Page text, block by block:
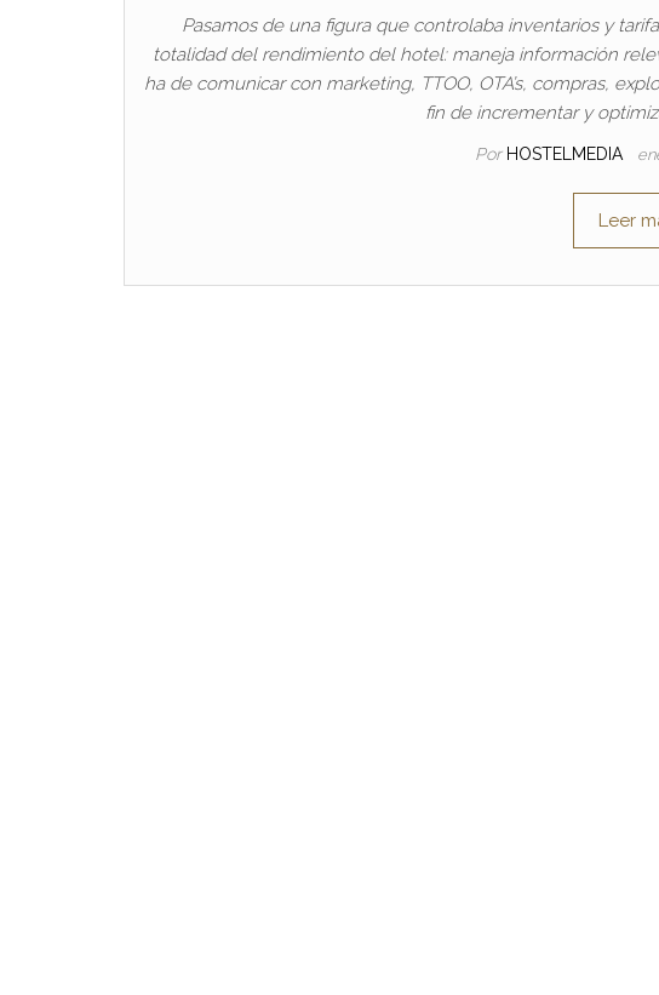
Pasamos de una figura que controlaba inventarios y
totalidad del rendimiento del hotel: maneja información
ha de comunicar con marketing, TTOO, OTA’s, compras,
fin de incrementar y
Por HOSTELMEDIA
Leer